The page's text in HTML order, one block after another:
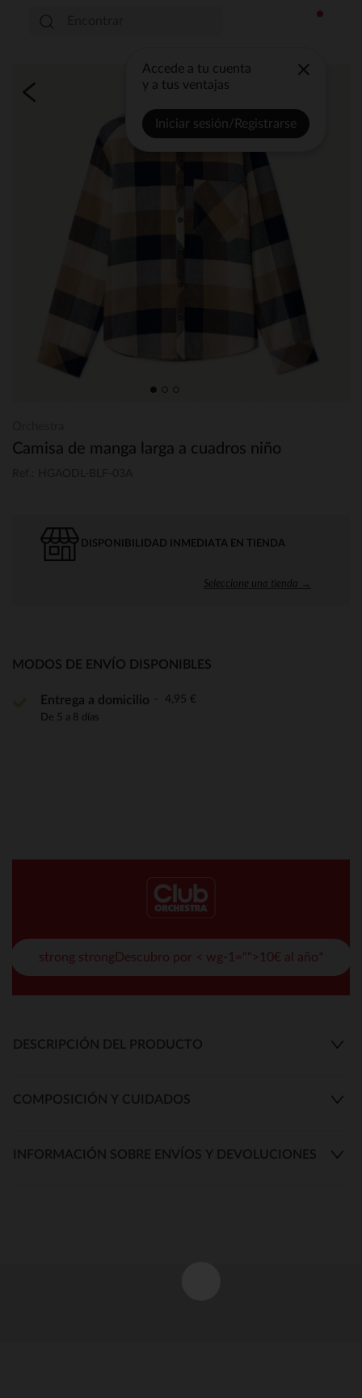
Accede a tu cuenta
y a tus ventajas
Iniciar sesión/Registrarse
Camisa de manga larga a cuadros niño
DISPONIBILIDAD INMEDIATA EN TIENDA
Seleccione una tienda →
MODOS DE ENVÍO DISPONIBLES
Entrega a domicilio 4,95 €
De 5 a 8 días
strong strongDescubro por < wg-1="">10€ al año*
DESCRIPCIÓN DEL PRODUCTO
COMPOSICIÓN Y CUIDADOS
INFORMACIÓN SOBRE ENVÍOS Y DEVOLUCIONES